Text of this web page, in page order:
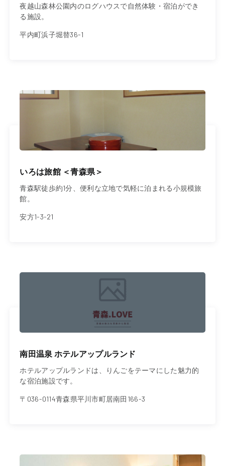
夜越山森林公園内のログハウスで自然体験・宿泊ができ
る施設。
平内町浜子堀替36-1
いろは旅館 ＜青森県＞
青森駅徒歩約1分、便利な立地で気軽に泊まれる小規模旅
館。
安方1-3-21
南田温泉 ホテルアップルランド
ホテルアップルランドは、りんごをテーマにした魅力的
な宿泊施設です。
〒036-0114青森県平川市町居南田166-3